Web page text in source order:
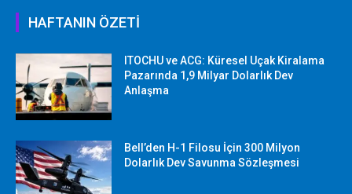
HAFTANIN ÖZETİ
ITOCHU ve ACG: Küresel Uçak Kiralama
Pazarında 1,9 Milyar Dolarlık Dev
Anlaşma
Bell’den H-1 Filosu İçin 300 Milyon
Dolarlık Dev Savunma Sözleşmesi